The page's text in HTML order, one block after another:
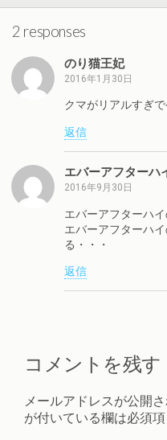
2 responses
のり猫王妃
2016年1月30日
クマがリアルすぎ
返信
エバーアフターハ
2016年9月30日
エバーアフターハ
エバーアフターハ
る・・・
返信
コメントを残す
メールアドレスが公開
が付いている欄は必須